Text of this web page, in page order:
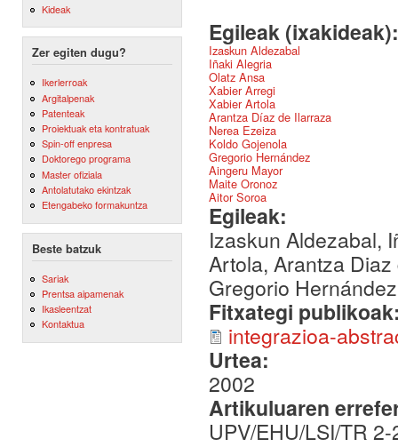
Kideak
Zer egiten dugu?
Ikerlerroak
Argitalpenak
Patenteak
Proiektuak eta kontratuak
Spin-off enpresa
Doktorego programa
Master ofiziala
Antolatutako ekintzak
Etengabeko formakuntza
Beste batzuk
Sariak
Prentsa aipamenak
Ikasleentzat
Kontaktua
Egileak
Izaskun Aldezabal
Iñaki Alegria
Olatz Ansa
Xabier Arregi
Xabier Artola
Arantza Díaz de Ilarraza
Nerea Ezeiza
Koldo Gojenola
Gregorio Hernández
Aingeru Mayor
Maite Oronoz
Aitor Soroa
Egileak:
Izaskun Aldezabal,
Artola, Arantza
Gregorio
Fitxategi
integrazioa-
Urtea:
2002
Artikuluaren
UPV/EHU/LSI/TR